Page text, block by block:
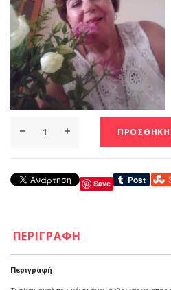
ΠΡΟΣΘΉΚΗ
Save
ΠΕΡΙΓΡΑΦΉ
Περιγραφή